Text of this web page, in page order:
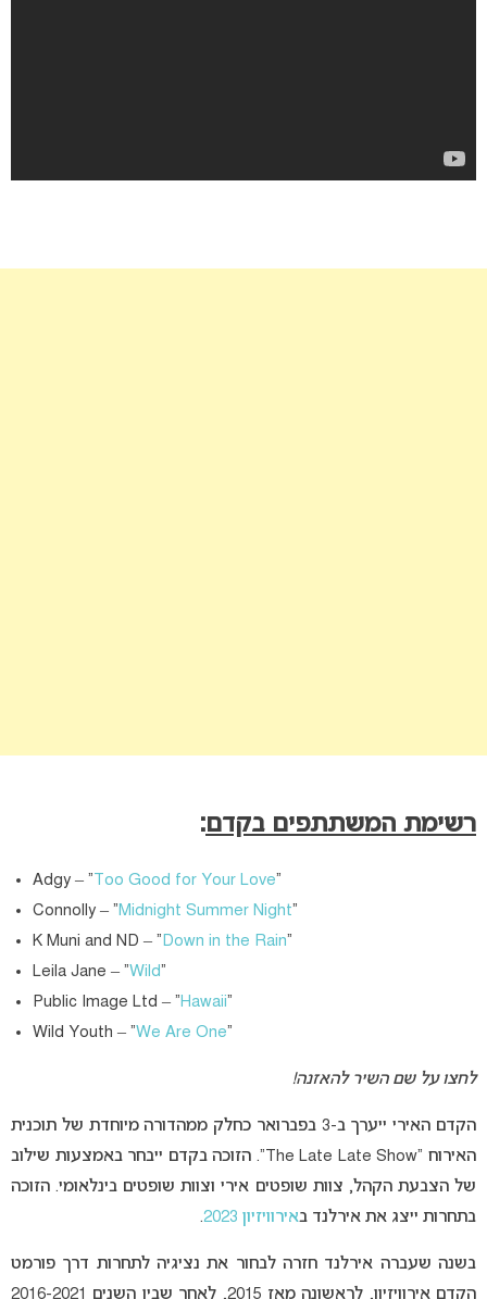
רשימת המשתתפים בקדם:
Adgy – “ Too Good for Your Love“
Connolly – “Midnight Summer Night“
K Muni and ND – “Down in the Rain“
Leila Jane – “Wild“
Public Image Ltd – “Hawaii“
Wild Youth – “We Are One“
לחצו על שם השיר להאזנה!
הקדם האירי ייערך ב-3 בפברואר כחלק ממהדורה מיוחדת של תוכנית
האירוח “The Late Late Show”. הזוכה בקדם ייבחר באמצעות שילוב
של הצבעת הקהל, צוות שופטים אירי וצוות שופטים בינלאומי. הזוכה
בתחרות ייצג את אירלנד באירוויזיון 2023 .
בשנה שעברה אירלנד חזרה לבחור את נציגיה לתחרות דרך פורמט
הקדם אירוויזיון, לראשונה מאז 2015, לאחר שבין השנים 2016-2021